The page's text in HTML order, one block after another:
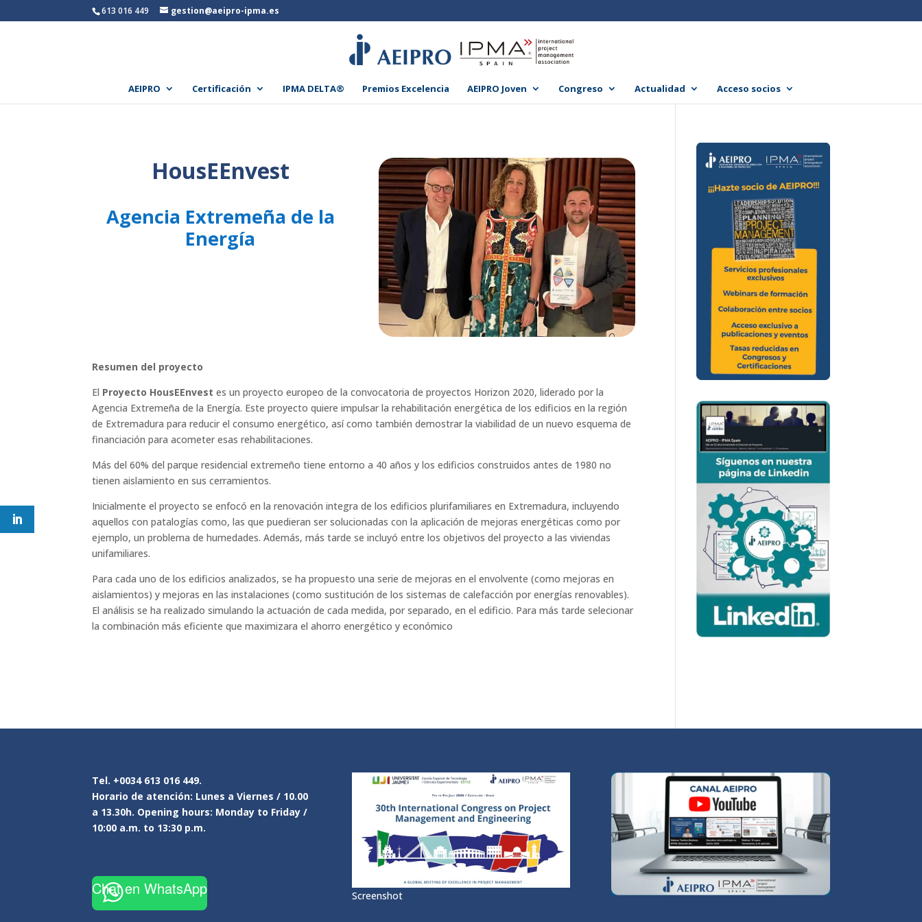
613 016 449 gestion@aeipro-ipma.es
AEIPRO Certificación IPMA DELTA® Premios Excelencia AEIPRO Joven Congreso Actualidad Acceso socios
HousEEnvest
Agencia Extremeña de la
Energía
Resumen del proyecto
El Proyecto HousEEnvest es un proyecto europeo de la convocatoria de proyectos Horizon 2020, liderado por la
Agencia Extremeña de la Energía. Este proyecto quiere impulsar la rehabilitación energética de los edificios en la región
de Extremadura para reducir el consumo energético, así como también demostrar la viabilidad de un nuevo esquema de
financiación para acometer esas rehabilitaciones.
Más del 60% del parque residencial extremeño tiene entorno a 40 años y los edificios construidos antes de 1980 no
tienen aislamiento en sus cerramientos.
Inicialmente el proyecto se enfocó en la renovación integra de los edificios plurifamiliares en Extremadura, incluyendo
aquellos con patalogías como, las que puedieran ser solucionadas con la aplicación de mejoras energéticas como por
ejemplo, un problema de humedades. Además, más tarde se incluyó entre los objetivos del proyecto a las viviendas
unifamiliares.
Para cada uno de los edificios analizados, se ha propuesto una serie de mejoras en el envolvente (como mejoras en
aislamientos) y mejoras en las instalaciones (como sustitución de los sistemas de calefacción por energías renovables).
El análisis se ha realizado simulando la actuación de cada medida, por separado, en el edificio. Para más tarde selecionar
la combinación más eficiente que maximizara el ahorro energético y económico
Tel. +0034 613 016 449.
Horario de atención: Lunes a Viernes / 10.00
a 13.30h. Opening hours: Monday to Friday /
10:00 a.m. to 13:30 p.m.
Chat en WhatsApp Screenshot